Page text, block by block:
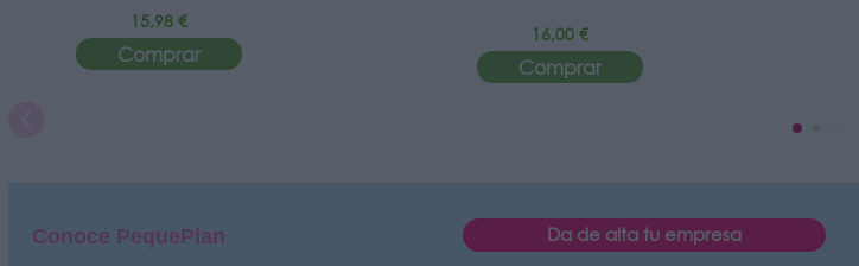
15,98 €
Comprar
16,00 €
Comprar
Conoce PequePlan Da de alta tu empresa